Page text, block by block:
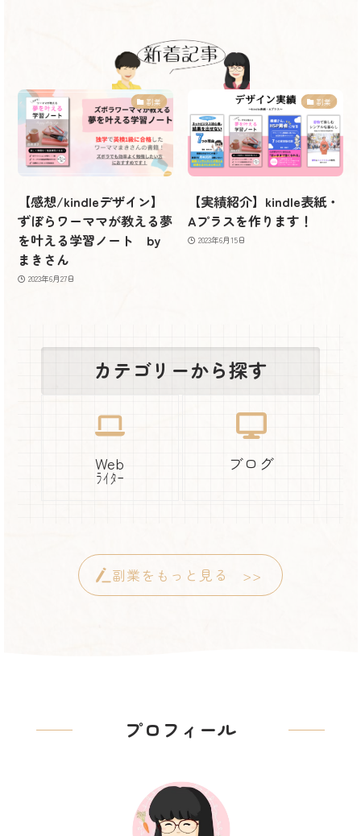
副業
【感想/kindleデザイン】
ずぼらワーママが教える夢
を叶える学習ノート by
まきさん
2023年6月27日
副業
【実績紹介】kindle表紙・
Aプラスを作ります！
2023年6月15日
カテゴリーから探す
Web
ﾗｲﾀｰ
ブログ
副業をもっと見る >>
プロフィール